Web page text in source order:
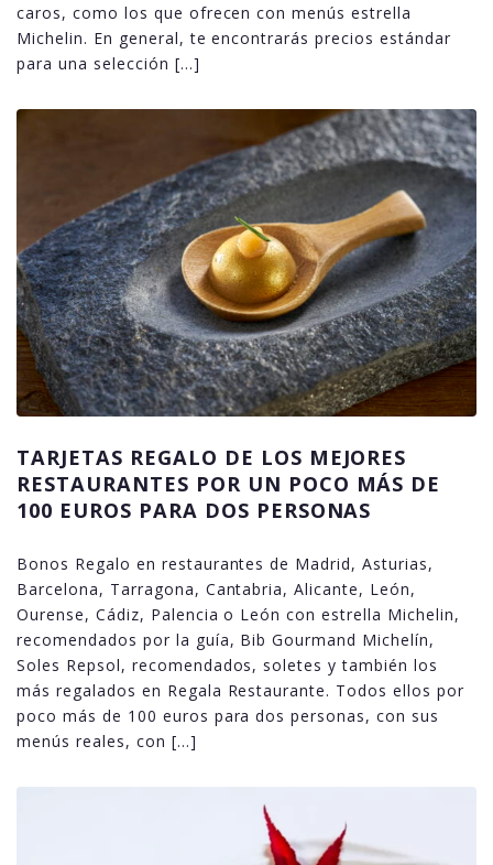
caros, como los que ofrecen con menús estrella
Michelin. En general, te encontrarás precios estándar
para una selección […]
TARJETAS REGALO DE LOS MEJORES
RESTAURANTES POR UN POCO MÁS DE
100 EUROS PARA DOS PERSONAS
Bonos Regalo en restaurantes de Madrid, Asturias,
Barcelona, Tarragona, Cantabria, Alicante, León,
Ourense, Cádiz, Palencia o León con estrella Michelin,
recomendados por la guía, Bib Gourmand Michelín,
Soles Repsol, recomendados, soletes y también los
más regalados en Regala Restaurante. Todos ellos por
poco más de 100 euros para dos personas, con sus
menús reales, con […]